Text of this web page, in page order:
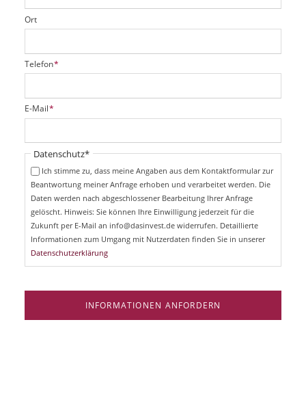
Ort
P
f
i
c
t
f
Telefon*
P
f
i
E-Mail*
Pflichtfeld
Datenschutz*
Ich stimme zu, dass meine Angaben aus dem Kontaktformular zur
Beantwortung meiner Anfrage erhoben und verarbeitet werden. Die
Daten werden nach abgeschlossener Bearbeitung Ihrer Anfrage
gelöscht. Hinweis: Sie können Ihre Einwilligung jederzeit für die
Zukunft per E-Mail an info@dasinvest.de widerrufen. Detaillierte
Informationen zum Umgang mit Nutzerdaten finden Sie in unserer
Datenschutzerklärung
INFORMATIONEN ANFORDERN